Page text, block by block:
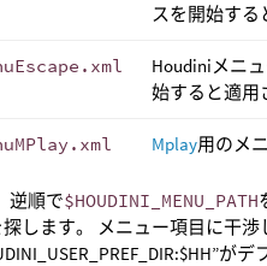
スを開始する
Houdiniメニ
始すると適用
Mplay用のメ
逆順で$HOUDINI_MENU_PATH
します。 メニュー項目に干
が